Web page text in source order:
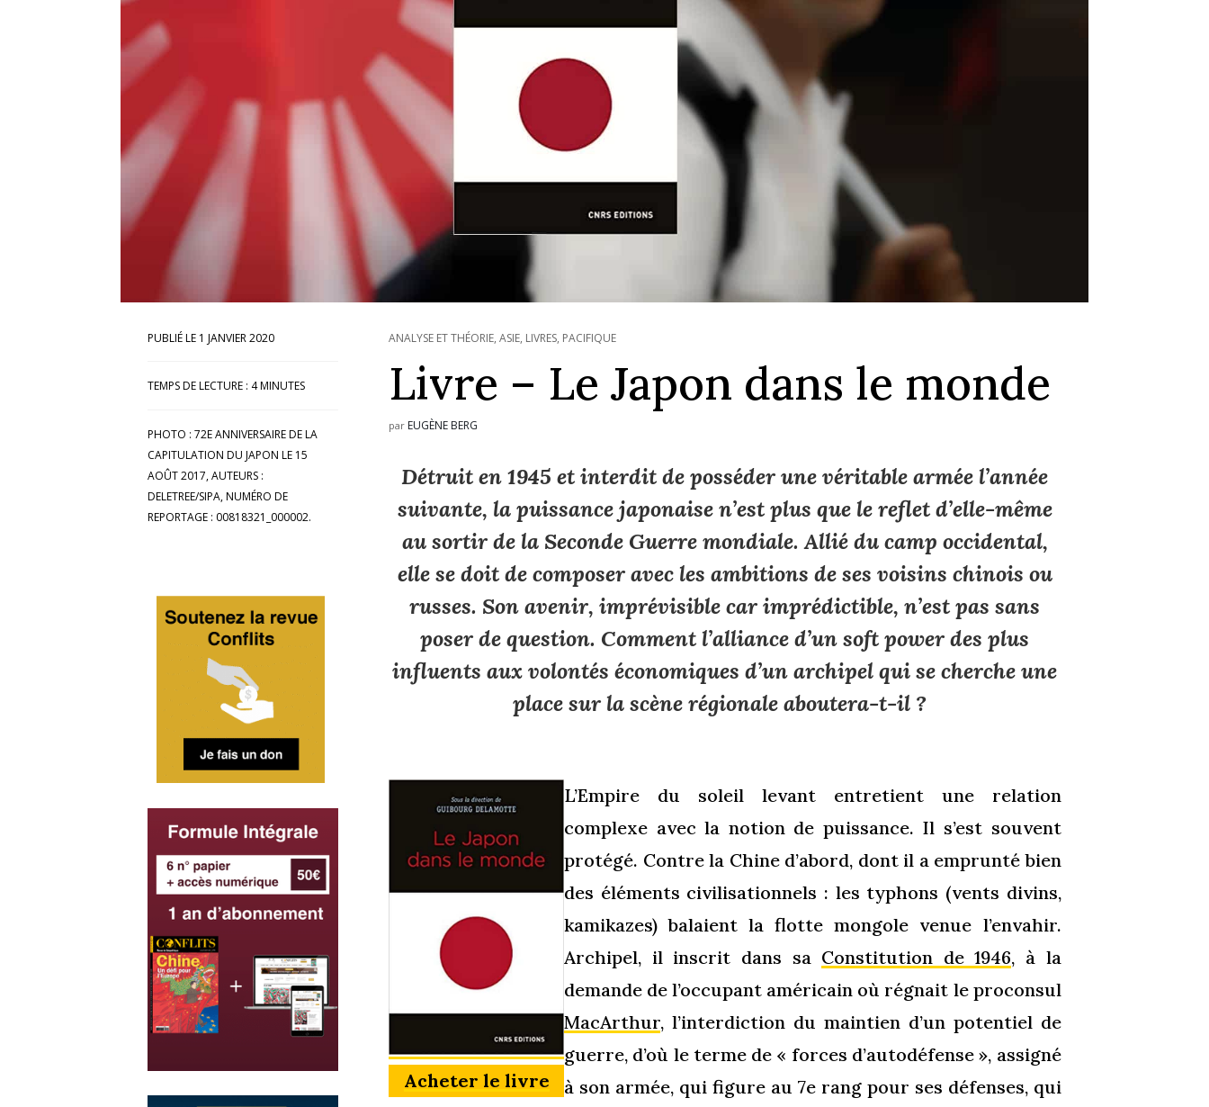
1 JANVIER 2020
TEMPS DE LECTURE : 4MINUTES
PHOTO : 72E ANNIVERSAIRE DE LA
CAPITULATION DU JAPON LE 15
AOÛT 2017, AUTEURS :
DELETREE/SIPA, NUMÉRO DE
REPORTAGE : 00818321_000002.
ANALYSE ET THÉORIE,ASIE, LIVRES, PACIFIQUE
Livre – Le Japon dans le monde
par EUGÈNE BERG
Détruit en 1945 et interdit de posséder une véritable armée l’année
suivante, la puissance japonaise n’est plus que le reflet d’elle-même
au sortir de la Seconde Guerre mondiale. Allié du camp occidental,
elle se doit de composer avec les ambitions de ses voisins chinois ou
russes. Son avenir, imprévisible car imprédictible, n’est pas sans
poser de question. Comment l’alliance d’unsoft powerdes plus
influents aux volontés économiques d’un archipel qui se cherche une
place sur la scène régionale aboutera-t-il ?
Acheter le livre
L’Empire du soleil levant entretient une relation
complexe avec la notion de puissance. Il s’est souvent
protégé. Contre la Chine d’abord, dont il a emprunté bien
des éléments civilisationnels : les typhons (vents divins,
kamikazes) balaient la flotte mongole venue l’envahir.
Archipel, il inscrit dans sa Constitution de 1946, à la
demande de l’occupant américain où régnait le proconsul
MacArthur, l’interdiction du maintien d’un potentiel de
guerre, d’où le terme de « forces d’autodéfense », assigné
à son armée, qui figure au 7e rang pour ses défenses, qui